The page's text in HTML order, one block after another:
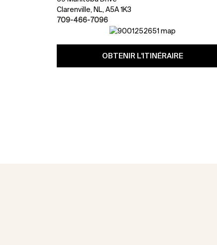
Clarenville, NL, A5A 1K3
709-466-7096
OBTENIR L'ITINÉRAIRE